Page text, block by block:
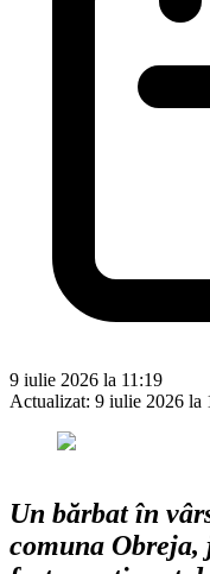
9 iulie 2026 la 11:19
Actualizat: 9 iulie 2026 la
Un bărbat în
comuna Obreja,